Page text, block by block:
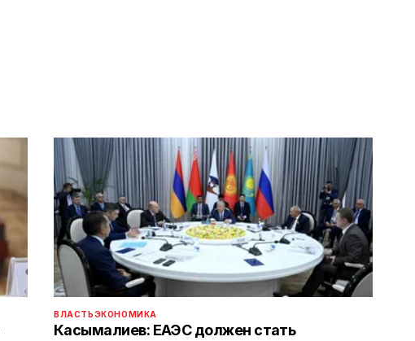
ВЛАСТЬЭКОНОМИКА
Касымалиев: ЕАЭС должен стать